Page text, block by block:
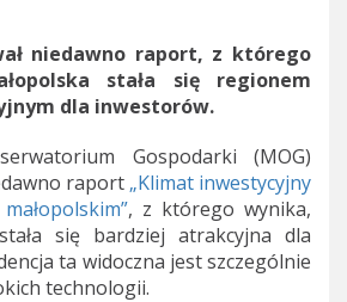
niedawno raport, z którego
stała się regionem
dla inwestorów.
Gospodarki (MOG)
raport „Klimat inwestycyjny
, z którego wynika,
się bardziej atrakcyjna dla
ta widoczna jest szczególnie
technologii.